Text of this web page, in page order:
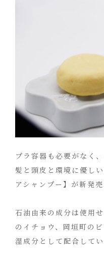
プラ容器も必要がなく
髪と頭皮と環境に優し
アシャンプー】が新発売
石油由来の成分は使用
のイチョウ、岡垣町の
湿成分として配合してい